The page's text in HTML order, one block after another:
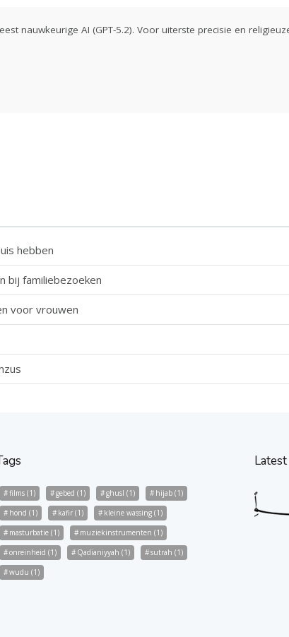
nauwkeurige AI (GPT-5.2). Voor uiterste precisie en
hebben
bij familiebezoeken
voor vrouwen
films(1) gebed (1) ghusl (1) hijab(1)
hond (1) kafir(1) kleine wassing(1)
masturbatie(1) muziekinstrumenten (1)
onreinheid (1) Qadianiyyah (1) sutrah (1)
wudu (1)